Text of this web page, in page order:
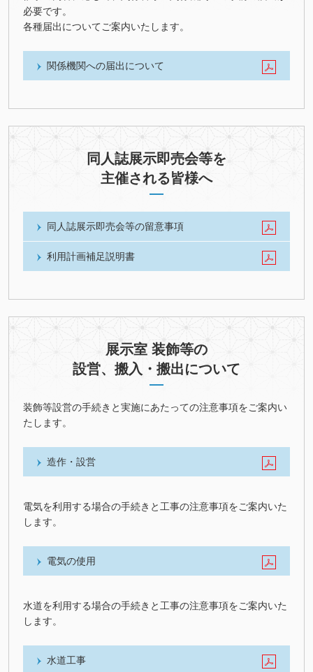
必要です。
各種届出についてご案内いたします。
関係機関への届出について
同人誌展示即売会等を
主催される皆様へ
同人誌展示即売会等の留意事項
利用計画補足説明書
展示室 装飾等の
設営、搬入・搬出について
装飾等設営の手続きと実施にあたっての注意事項をご案内い
たします。
造作・設営
電気を利用する場合の手続きと工事の注意事項をご案内いた
します。
電気の使用
水道を利用する場合の手続きと工事の注意事項をご案内いた
します。
水道工事